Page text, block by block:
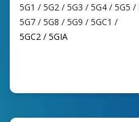
5G1 / 5G2 / 5G3 / 5G4 / 5G5 /
5G7 / 5G8 / 5G9 / 5GC1 /
5GC2 / 5GIA